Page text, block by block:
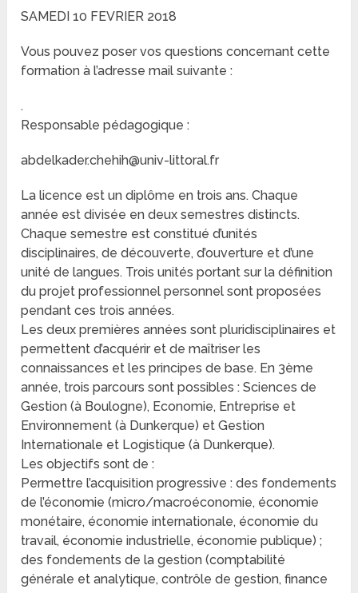
SAMEDI 10 FEVRIER 2018
Vous pouvez poser vos questions concernant cette
formation à l’adresse mail suivante :
.
Responsable pédagogique :
abdelkader.chehih@univ-littoral.fr
La licence est un diplôme en trois ans. Chaque
année est divisée en deux semestres distincts.
Chaque semestre est constitué d’unités
disciplinaires, de découverte, d’ouverture et d’une
unité de langues. Trois unités portant sur la définition
du projet professionnel personnel sont proposées
pendant ces trois années.
Les deux premières années sont pluridisciplinaires et
permettent d’acquérir et de maîtriser les
connaissances et les principes de base. En 3ème
année, trois parcours sont possibles : Sciences de
Gestion (à Boulogne), Economie, Entreprise et
Environnement (à Dunkerque) et Gestion
Internationale et Logistique (à Dunkerque).
Les objectifs sont de :
Permettre l’acquisition progressive : des fondements
de l’économie (micro/macroéconomie, économie
monétaire, économie internationale, économie du
travail, économie industrielle, économie publique) ;
des fondements de la gestion (comptabilité
générale et analytique, contrôle de gestion, finance